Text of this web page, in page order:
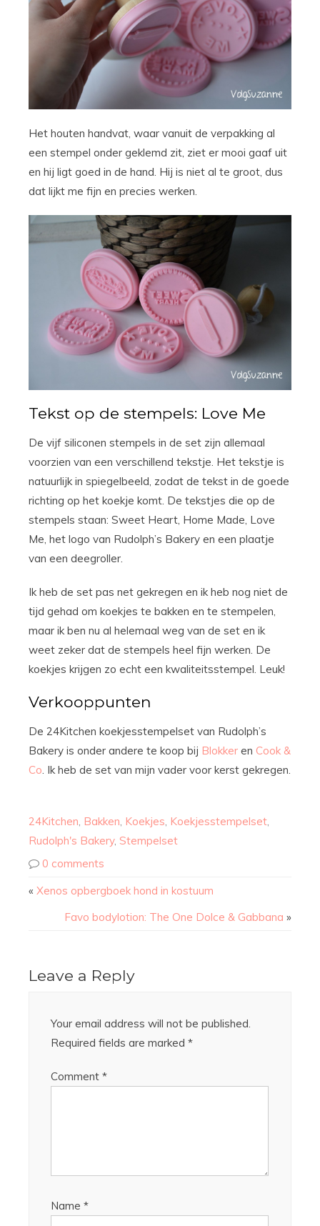
Het houten handvat, waar vanuit de verpakking al
een stempel onder geklemd zit, ziet er mooi gaaf uit
en hij ligt goed in de hand. Hij is niet al te groot, dus
dat lijkt me fijn en precies werken.
Tekst op de stempels: Love Me
De vijf siliconen stempels in de set zijn allemaal
voorzien van een verschillend tekstje. Het tekstje is
natuurlijk in spiegelbeeld, zodat de tekst in de goede
richting op het koekje komt. De tekstjes die op de
stempels staan: Sweet Heart, Home Made, Love
Me, het logo van Rudolph’s Bakery en een plaatje
van een deegroller.
Ik heb de set pas net gekregen en ik heb nog niet de
tijd gehad om koekjes te bakken en te stempelen,
maar ik ben nu al helemaal weg van de set en ik
weet zeker dat de stempels heel fijn werken. De
koekjes krijgen zo echt een kwaliteitsstempel. Leuk!
Verkooppunten
De 24Kitchen koekjesstempelset van Rudolph’s
Bakery is onder andere te koop bij Blokker en Cook &
Co . Ik heb de set van mijn vader voor kerst gekregen.
24Kitchen Bakken Koekjes Koekjesstempelset
Rudolph's Bakery, Stempelset
0 comments
« Xenos opbergboek hond in kostuum
Favo bodylotion: The One Dolce & Gabbana »
Leave a Reply
Your email address will not be published.
Required fields are marked *
Comment *
Name *